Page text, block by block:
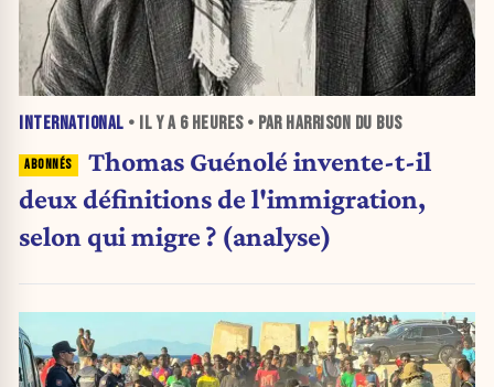
INTERNATIONAL • IL Y A 6 HEURES• PAR HARRISON DU BUS
Thomas Guénolé invente-t-il
deux définitions de l'immigration,
selon qui migre ? (analyse)